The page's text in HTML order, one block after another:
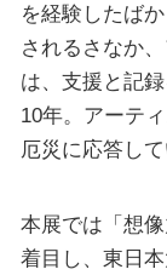
を経験したば
されるさなか
は、支援と記
10年。アーテ
厄災に応答して
本展では「想
着目し、東日